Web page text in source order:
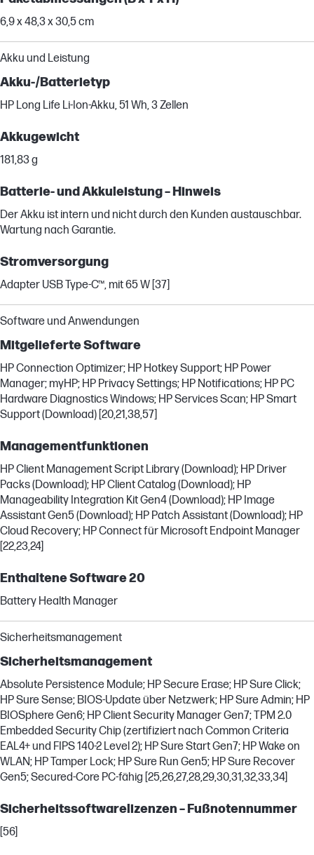
6,9 x 48,3 x 30,5 cm
Akku und Leistung
Akku-/Batterietyp
HP Long Life Li-Ion-Akku, 51 Wh, 3 Zellen
Akkugewicht
181,83 g
Batterie- und Akkuleistung – Hinweis
Der Akku ist intern und nicht durch den Kunden austauschbar.
Wartung nach Garantie.
Stromversorgung
Adapter USB Type-C™, mit 65 W [37]
Software und Anwendungen
Mitgelieferte Software
HP Connection Optimizer; HP Hotkey Support; HP Power
Manager; myHP; HP Privacy Settings; HP Notifications; HP PC
Hardware Diagnostics Windows; HP Services Scan; HP Smart
Support (Download) [20,21,38,57]
Managementfunktionen
HP Client Management Script Library (Download); HP Driver
Packs (Download); HP Client Catalog (Download); HP
Manageability Integration Kit Gen4 (Download); HP Image
Assistant Gen5 (Download); HP Patch Assistant (Download); HP
Cloud Recovery; HP Connect für Microsoft Endpoint Manager
[22,23,24]
Enthaltene Software 20
Battery Health Manager
Sicherheitsmanagement
Sicherheitsmanagement
Absolute Persistence Module; HP Secure Erase; HP Sure Click;
HP Sure Sense; BIOS-Update über Netzwerk; HP Sure Admin; HP
BIOSphere Gen6; HP Client Security Manager Gen7; TPM 2.0
Embedded Security Chip (zertifiziert nach Common Criteria
EAL4+ und FIPS 140-2 Level 2); HP Sure Start Gen7; HP Wake on
WLAN; HP Tamper Lock; HP Sure Run Gen5; HP Sure Recover
Gen5; Secured-Core PC-fähig [25,26,27,28,29,30,31,32,33,34]
Sicherheitssoftwarelizenzen – Fußnotennummer
[56]